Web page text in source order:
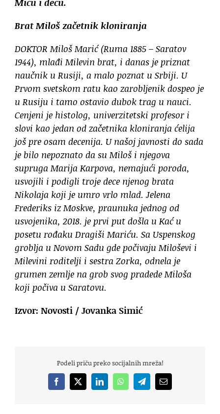
Brat Miloš začetnik kloniranja
DOKTOR Miloš Marić (Ruma 1885 – Saratov
1944), mlađi Milevin brat, i danas je priznat
naučnik u Rusiji, a malo poznat u Srbiji. U
Prvom svetskom ratu kao zarobljenik dospeo je
u Rusiju i tamo ostavio dubok trag u nauci.
Cenjeni je histolog, univerzitetski profesor i
slovi kao jedan od začetnika kloniranja ćelija
još pre osam decenija. U našoj javnosti do sada
je bilo nepoznato da su Miloš i njegova
supruga Marija Karpova, nemajući poroda,
usvojili i podigli troje dece njenog brata
Nikolaja koji je umro vrlo mlad. Jelena
Frederiks iz Moskve, praunuka jednog od
usvojenika, 2018. je prvi put došla u Kać u
posetu rođaku Dragiši Mariću. Sa Uspenskog
groblja u Novom Sadu gde počivaju Miloševi i
Milevini roditelji i sestra Zorka, odnela je
grumen zemlje na grob svog pradede Miloša
koji počiva u Saratovu.
Izvor: Novosti / Jovanka Simić
Podeli priču preko socijalnih mreža!
Facebook
X LinkedInWhatsAppTelegramEmail